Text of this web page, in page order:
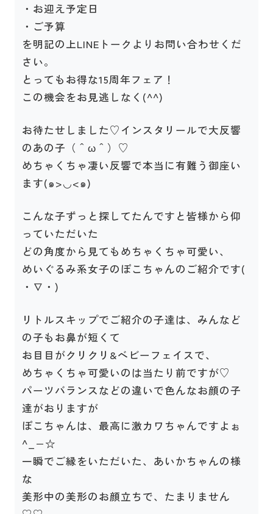
・お迎え予定日
・ご予算
を明記の上LINEトークよりお問い合わせくだ
さい。
とってもお得な15周年フェア！
この機会をお見逃しなく(^^)
お待たせしました♡インスタリールで大反響
のあの子（＾ω＾）♡
めちゃくちゃ凄い反響で本当に有難う御座い
ます(๑>◡<๑)
こんな子ずっと探してたんですと皆様から仰
っていただいた
どの角度から見てもめちゃくちゃ可愛い、
めいぐるみ系女子のぽこちゃんのご紹介です(
・∇・)
リトルスキップでご紹介の子達は、みんなど
の子もお鼻が短くて
お目目がクリクリ&ベビーフェイスで、
めちゃくちゃ可愛いのは当たり前ですが♡
パーツバランスなどの違いで色んなお顔の子
達がおりますが
ぽこちゃんは、最高に激カワちゃんですよぉ
^_−☆
一瞬でご縁をいただいた、あいかちゃんの様
な
美形中の美形のお顔立ちで、たまりません